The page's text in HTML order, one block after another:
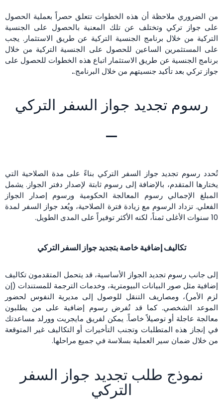
من الضروري ملاحظة أن هذه الخطوات تتعلق حصراً بعملية الحصول
على جواز تركي وتختلف عن تلك المعنية بالحصول على الجنسية
التركية من خلال برنامج الجنسية التركية عن طريق الاستثمار. يجب
على المستثمرين الساعين للحصول على الجنسية التركية من خلال
برنامج الجنسية عن طريق الاستثمار اتباع هذه الخطوات للحصول على
جواز تركي بعد تأكيد جنسيتهم من خلال البرنامج..
رسوم تجديد جواز السفر التركي
تُحدد رسوم تجديد جواز السفر التركي بناءً على مدة الصلاحية التي
يختارها المتقدم، بالإضافة إلى رسوم ثابتة لإصدار دفتر الجواز. يشمل
المبلغ الإجمالي رسوم المعالجة الحكومية ورسوم إصدار الجواز
الفعلي. تزداد الرسوم مع زيادة فترة الصلاحية، ويُعد جواز السفر لمدة
10 سنوات الأغلى ثمناً، لكنه الأكثر توفيراً على المدى الطويل.
تكاليف إضافية خاصة بتجديد جواز السفر التركي
إلى جانب رسوم تجديد الجواز الأساسية، قد يتحمل المتقدمون تكاليف
إضافية مثل صور البيانات البيومترية، وخدمات الترجمة للمستندات (إن
لزم الأمر)، ومصاريف التنقل للوصول إلى مديرية النفوس لحضور
الموعد الشخصي. كما قد تُفرض رسوم إضافية على من يطلبون
معالجة عاجلة أو توصيلاً خاصاً. يمكن لفريق مايجريت وورلد مساعدتك
في إنجاز هذه المتطلبات وتجنب التأخيرات أو التكاليف غير المتوقعة
من خلال ضمان سير العملية بسلاسة في جميع مراحلها.
نموذج طلب تجديد جواز السفر
التركي